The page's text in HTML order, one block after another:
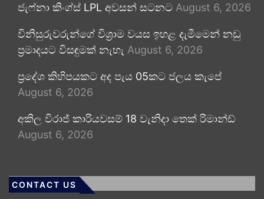
ජැෆ්නා කිංග්ස් LPL අවසන් සටනට August 6, 2026
විනිසුරුවරුන්ගේ විශ්‍රාම වයස ඉහළ දැමීමෙන් නඩු
ප්‍රමාදයට විසඳුමක් නැහැ August 6, 2026
ප්‍රදේශ කිහිපයකට අද පැය 05කට ජලය කැපේ
August 6, 2026
අකිල විරාජ් කාරියවසම් 18 වැනිදා තෙක් රිමාන්ඩ්
August 6, 2026
CONTACT US